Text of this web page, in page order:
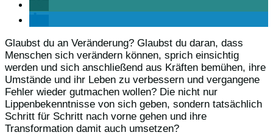
Glaubst du an Veränderung? Glaubst du daran, dass
Menschen sich verändern können, sprich einsichtig
werden und sich anschließend aus Kräften bemühen, ihre
Umstände und ihr Leben zu verbessern und vergangene
Fehler wieder gutmachen wollen? Die nicht nur
Lippenbekenntnisse von sich geben, sondern tatsächlich
Schritt für Schritt nach vorne gehen und ihre
Transformation damit auch umsetzen?